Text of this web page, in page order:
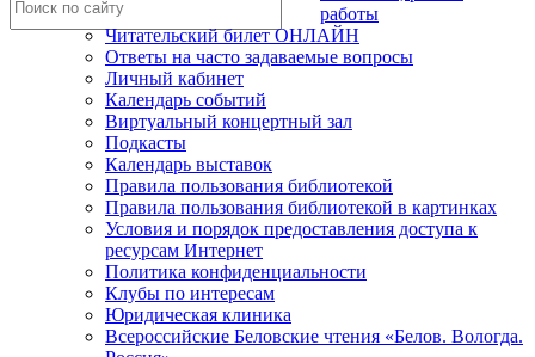
работы
Читательский билет ОНЛАЙН
Ответы на часто задаваемые вопросы
Личный кабинет
Календарь событий
Виртуальный концертный зал
Подкасты
Календарь выставок
Правила пользования библиотекой
Правила пользования библиотекой в картинках
Условия и порядок предоставления доступа к
ресурсам Интернет
Политика конфиденциальности
Клубы по интересам
Юридическая клиника
Всероссийские Беловские чтения «Белов. Вологда.